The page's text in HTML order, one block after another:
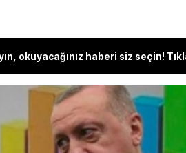
okuyacağınız haberi siz seçin!